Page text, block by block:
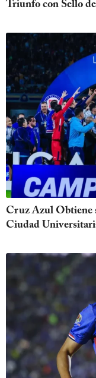
Triunfo con Sello
Cruz Azul Obtiene
Ciudad